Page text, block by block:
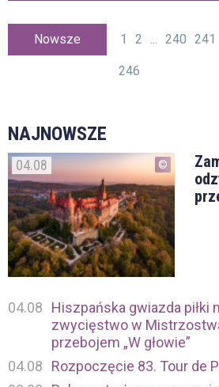
Nowsze 1 2 ... 240 241
246
NAJNOWSZE
04.08
04.08
Hiszpańska gwiazda piłki
zwycięstwo w
przebojem „W głowie”
04.08
Rozpoczęcie 83. Tour de